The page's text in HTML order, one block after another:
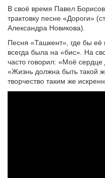
В своё время Павел
трактовку песне «Дороги»
Александра Новикова).
Песня «Ташкент», где бы её
всегда была на «бис». На
часто говорил: «Моё сердце
«Жизнь должна быть такой
творчество таким же